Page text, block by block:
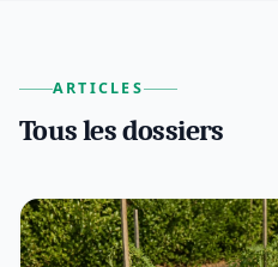
ARTICLES
Tous les dossiers